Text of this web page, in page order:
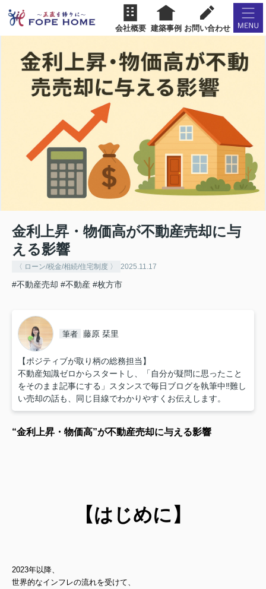
会社概要 建築事例 お問い合わせ
金利上昇・物価高が不動産売却に与
える影響
〈 ローン/税金/相続/住宅制度 〉 2025.11.17
#不動産売却 #不動産 #枚方市
筆者 藤原 栞里
【ポジティブが取り柄の総務担当】
不動産知識ゼロからスタートし、「自分が疑問に思ったこと
をそのまま記事にする」スタンスで毎日ブログを執筆中‼︎難し
い売却の話も、同じ目線でわかりやすくお伝えします。
“金利上昇・物価高”が不動産売却に与える影響
【はじめに】
2023年以降、
世界的なインフレの流れを受けて、